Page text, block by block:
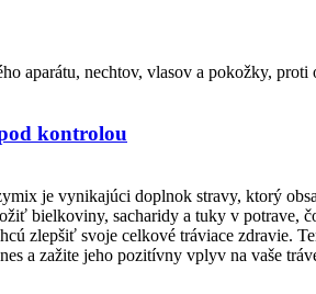
aparátu, nechtov, vlasov a pokožky, proti
kontrolou
je vynikajúci doplnok stravy, ktorý
bielkoviny, sacharidy a tuky v potrave,
zlepšiť svoje celkové tráviace zdravie.
a zažite jeho pozitívny vplyv na vaše